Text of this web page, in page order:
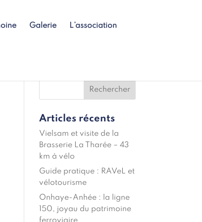
Galerie L’association
Articles récents
Vielsam et visite de la
Brasserie La Tharée – 43
km à vélo
Guide pratique : RAVeL et
vélotourisme
Onhaye-Anhée : la ligne
150, joyau du patrimoine